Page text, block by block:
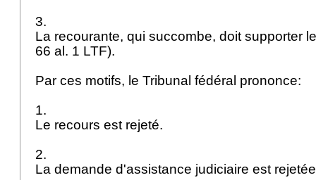
3.
La recourante, qui succombe, doit supporter
66 al. 1 LTF).
Par ces motifs, le Tribunal fédéral prononce:
1.
Le recours est rejeté.
2.
La demande d'assistance judiciaire est